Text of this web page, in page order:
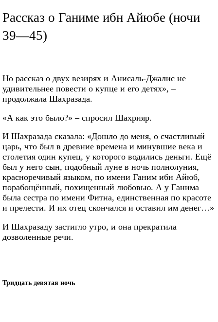
Рассказ о Ганиме ибн Айюбе (ночи
39—45)
Но рассказ о двух везирях и Анисаль-Джалис не
удивительнее повести о купце и его детях», –
продолжала Шахразада.
«А как это было?» – спросил Шахрияр.
И Шахразада сказала: «Дошло до меня, о счастливый
царь, что был в древние времена и минувшие века и
столетия один купец, у которого водились деньги. Ещё
был у него сын, подобный луне в ночь полнолуния,
красноречивый языком, по имени Ганим ибн Айюб,
порабощённый, похищенный любовью. А у Ганима
была сестра по имени Фитна, единственная по красоте
и прелести. И их отец скончался и оставил им денег…»
И Шахразаду застигло утро, и она прекратила
дозволенные речи.
Тридцать девятая ночь